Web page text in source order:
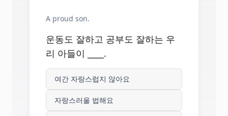
A proud son.
운동도 잘하고 공부도 잘하는 우
리 아들이 ____.
여간 자랑스럽지 않아요
자랑스러울 법해요